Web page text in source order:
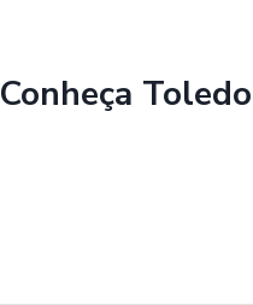
Conheça Toledo